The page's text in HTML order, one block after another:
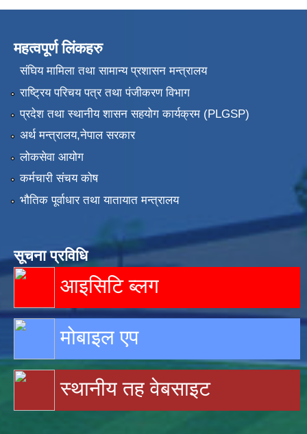
महत्वपूर्ण लिंकहरु
संघिय मामिला तथा सामान्य प्रशासन मन्त्रालय
राष्ट्रिय परिचय पत्र तथा पंजीकरण विभाग
प्रदेश तथा स्थानीय शासन सहयोग कार्यक्रम (PLGSP)
अर्थ मन्त्रालय,नेपाल सरकार
लोकसेवा आयोग
कर्मचारी संचय कोष
भौतिक पूर्वाधार तथा यातायात मन्त्रालय
सूचना प्रविधि
आइसिटि ब्लग
मोबाइल एप
स्थानीय तह वेबसाइट